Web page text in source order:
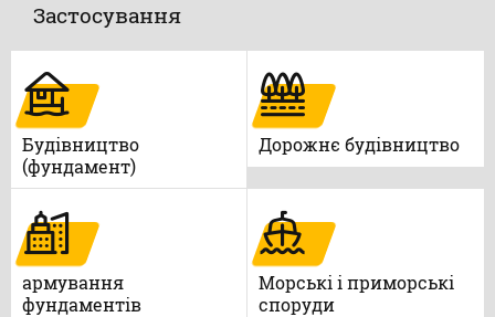
Застосування
Будівництво
(фундамент)
Дорожнє будівництво
армування
фундаментів
Морські і приморські
споруди